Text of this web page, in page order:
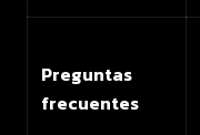
Preguntas
frecuentes